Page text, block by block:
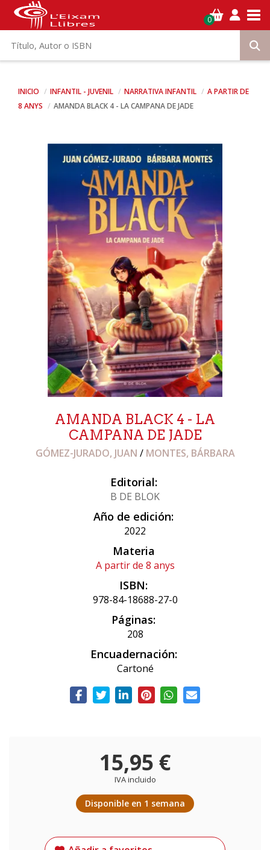
0
INICIO INFANTIL - JUVENIL NARRATIVA INFANTIL
A PARTIR DE
8 ANYS
AMANDA BLACK 4 - LA CAMPANA DE JADE
AMANDA BLACK 4 - LA
CAMPANA DE JADE
GÓMEZ-JURADO, JUAN / MONTES, BÁRBARA
Editorial:
B DE BLOK
Año de edición:
2022
Materia
A partir de 8 anys
ISBN:
978-84-18688-27-0
Páginas:
208
Encuadernación:
Cartoné
15,95 €
IVA incluido
Disponible en 1 semana